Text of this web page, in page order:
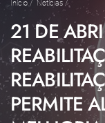
Início / Notícias /
21 DE
PERMITE